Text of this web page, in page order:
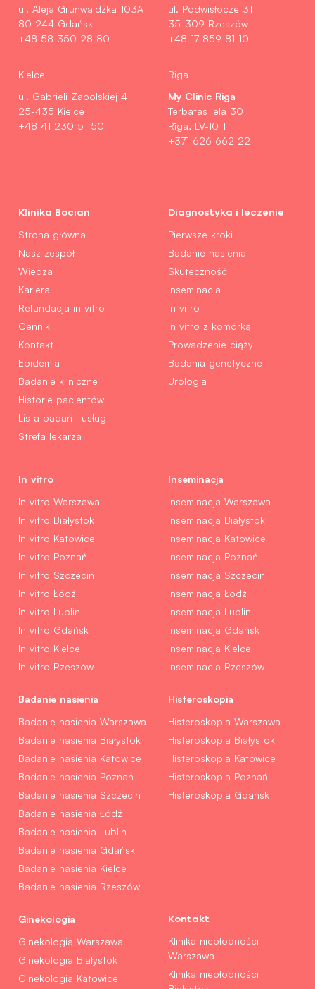
ul. Aleja Grunwaldzka 103A
80-244 Gdańsk
+48 58 350 28 80
ul. Podwisłocze 31
35-309 Rzeszów
+48 17 859 81 10
Kielce
ul. Gabrieli Zapolskiej 4
25-435 Kielce
+48 41 230 51 50
Riga
My Clinic Riga
Tērbatas iela 30
Rīga, LV-1011
+371 626 662 22
Klinika Bocian
Strona główna
Nasz zespół
Wiedza
Kariera
Refundacja in vitro
Cennik
Kontakt
Epidemia
Badanie kliniczne
Historie pacjentów
Lista badań i usług
Strefa lekarza
Diagnostyka i leczenie
Pierwsze kroki
Badanie nasienia
Skuteczność
Inseminacja
In vitro
In vitro z komórką
Prowadzenie ciąży
Badania genetyczne
Urologia
In vitro
In vitro Warszawa
In vitro Białystok
In vitro Katowice
In vitro Poznań
In vitro Szczecin
In vitro Łódź
In vitro Lublin
In vitro Gdańsk
In vitro Kielce
In vitro Rzeszów
Inseminacja
Inseminacja Warszawa
Inseminacja Białystok
Inseminacja Katowice
Inseminacja Poznań
Inseminacja Szczecin
Inseminacja Łódź
Inseminacja Lublin
Inseminacja Gdańsk
Inseminacja Kielce
Inseminacja Rzeszów
Badanie nasienia
Badanie nasienia Warszawa
Badanie nasienia Białystok
Badanie nasienia Katowice
Badanie nasienia Poznań
Badanie nasienia Szczecin
Badanie nasienia Łódź
Badanie nasienia Lublin
Badanie nasienia Gdańsk
Badanie nasienia Kielce
Badanie nasienia Rzeszów
Histeroskopia
Histeroskopia Warszawa
Histeroskopia Białystok
Histeroskopia Katowice
Histeroskopia Poznań
Histeroskopia Gdańsk
Ginekologia
Ginekologia Warszawa
Ginekologia Białystok
Ginekologia Katowice
Kontakt
Klinika niepłodności
Warszawa
Klinika niepłodności